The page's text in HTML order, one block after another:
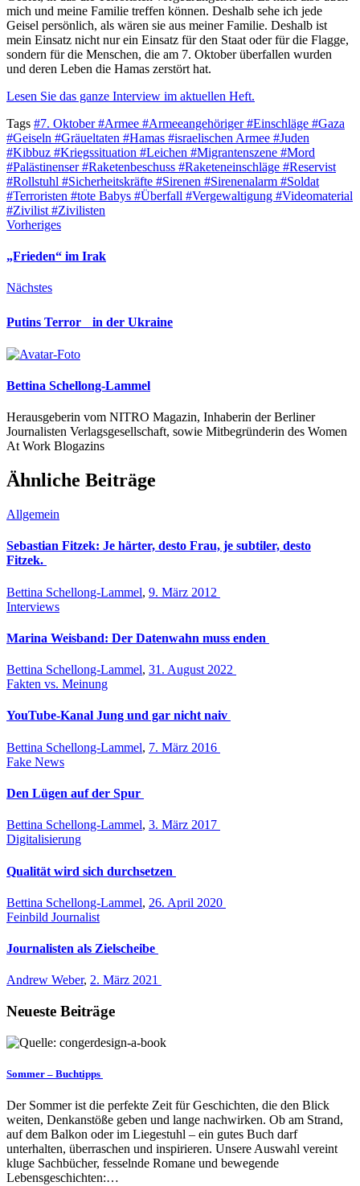
mich und meine Familie treffen können. Deshalb sehe ich jede
Geisel persönlich, als wären sie aus meiner Familie. Deshalb ist
mein Einsatz nicht nur ein Einsatz für den Staat oder für die Flagge,
sondern für die Menschen, die am 7. Oktober überfallen wurden
und deren Leben die Hamas zerstört hat.
Lesen Sie das ganze Interview im aktuellen Heft.
Tags #7. Oktober#Armee #Armeeangehöriger#Einschläge #Gaza
#Geiseln #Gräueltaten #Hamas #israelischen Armee #Juden
#Kibbuz #Kriegssituation #Leichen #Migrantenszene #Mord
#Palästinenser#Raketenbeschuss #Raketeneinschläge #Reservist
#Rollstuhl #Sicherheitskräfte #Sirenen #Sirenenalarm #Soldat
#Terroristen #tote Babys #Überfall #Vergewaltigung #Videomaterial
#Zivilist #Zivilisten
Vorheriges
„Frieden“ im Irak
Nächstes
Putins Terror in der Ukraine
Bettina Schellong-Lammel
Herausgeberin vom NITRO Magazin, Inhaberin der Berliner
Journalisten Verlagsgesellschaft, sowie Mitbegründerin des Women
At Work Blogazins
Ähnliche Beiträge
Allgemein
Sebastian Fitzek: Je härter, desto Frau, je subtiler, desto
Fitzek.
Bettina Schellong-Lammel, 9. März 2012
Interviews
Marina Weisband: Der Datenwahn muss enden
Bettina Schellong-Lammel, 31. August 2022
Fakten vs. Meinung
YouTube-Kanal Jung und gar nicht naiv
Bettina Schellong-Lammel, 7. März 2016
Fake News
Den Lügen auf der Spur
Bettina Schellong-Lammel, 3. März 2017
Digitalisierung
Qualität wird sich durchsetzen
Bettina Schellong-Lammel, 26. April 2020
Feinbild Journalist
Journalisten als Zielscheibe
Andrew Weber, 2. März 2021
Neueste Beiträge
Sommer – Buchtipps
Der Sommer ist die perfekte Zeit für Geschichten, die den Blick
weiten, Denkanstöße geben und lange nachwirken. Ob am Strand,
auf dem Balkon oder im Liegestuhl – ein gutes Buch darf
unterhalten, überraschen und inspirieren. Unsere Auswahl vereint
kluge Sachbücher, fesselnde Romane und bewegende
Lebensgeschichten:…